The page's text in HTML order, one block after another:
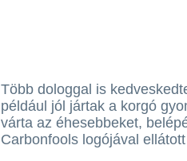
Több dologgal is
például jól jártak a korgó
várta az éhesebbeket,
Carbonfools logójával